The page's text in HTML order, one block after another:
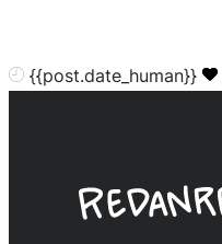
{{post.date_human}}
Linda
Saukko-